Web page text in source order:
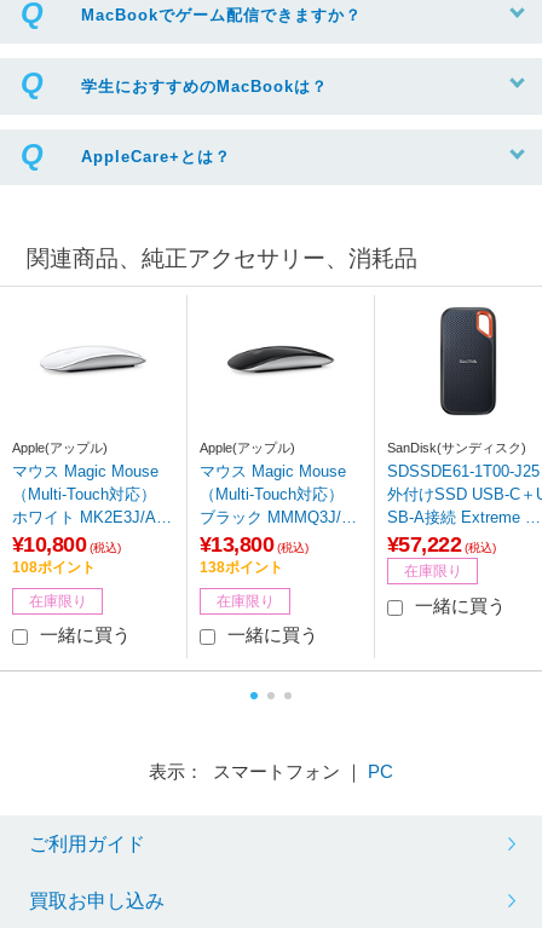
MacBookでゲーム配信できますか？
学生におすすめのMacBookは？
AppleCare+とは？
関連商品、純正アクセサリー、消耗品
Apple(アップル)
マウス Magic Mouse
（Multi-Touch対応）
ホワイト MK2E3J/A
［無線(ワイヤレス) /Bl
uetooth］
¥10,800 (税込)
108ポイント
在庫限り
一緒に買う
Apple(アップル)
マウス Magic Mouse
（Multi-Touch対応）
ブラック MMMQ3J/A
［無線(ワイヤレス) /Bl
uetooth］
¥13,800 (税込)
138ポイント
在庫限り
一緒に買う
SanDisk(サンディスク)
SDSSDE61-1T00-J25
外付けSSD USB-C＋
SB-A接続 Extreme
table SSD ブラック
［1TB /ポータブル
型］
¥57,222 (税込)
在庫限り
一緒に買う
表示： スマートフォン ｜ PC
ご利用ガイド
買取お申し込み